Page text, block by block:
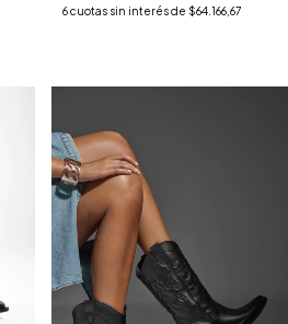
6 cuotas sin interés de $64.166,67